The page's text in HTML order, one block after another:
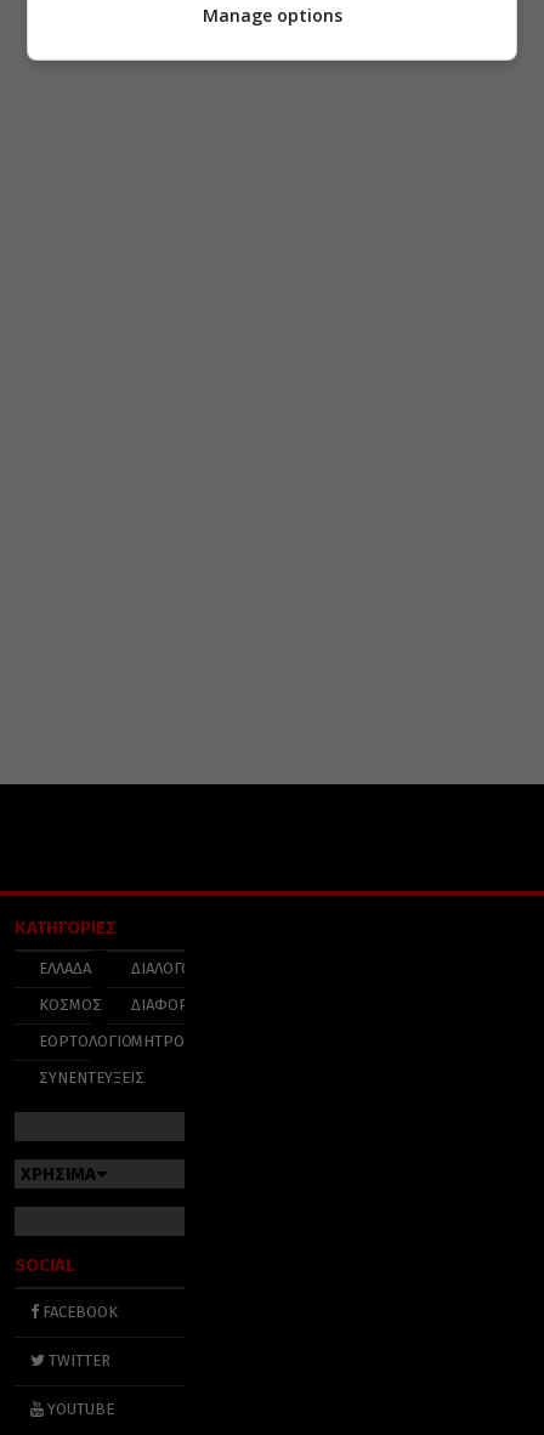
ΚΑΤΗΓΟΡΙΕΣ
ΕΛΛΑΔΑ
ΚΟΣΜΟΣ
ΕΟΡΤΟΛΟΓΙΟ
ΣΥΝΕΝΤΕΥΞΕΙΣ
ΔΙΑΛΟΓΟΣ
ΔΙΑΦΟΡΑ
ΜΗΤΡΟΠΟΛΕΙΣ
ΧΡΗΣΙΜΑ
SOCIAL
FACEBOOK
TWITTER
YOUTUBE
Manage options